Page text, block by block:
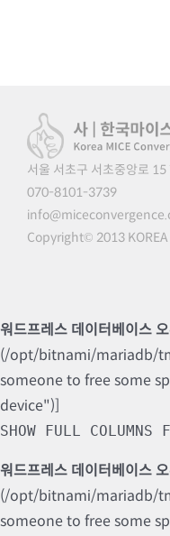
서울 서초구 서초중앙로
070-8101-3739
Copyright© 2013
워드프레스 데이터베이스
(/opt/bitnami/mariadb/
someone to free some
device")]
SHOW FULL
워드프레스 데이터베이스
(/opt/bitnami/mariadb/
someone to free some